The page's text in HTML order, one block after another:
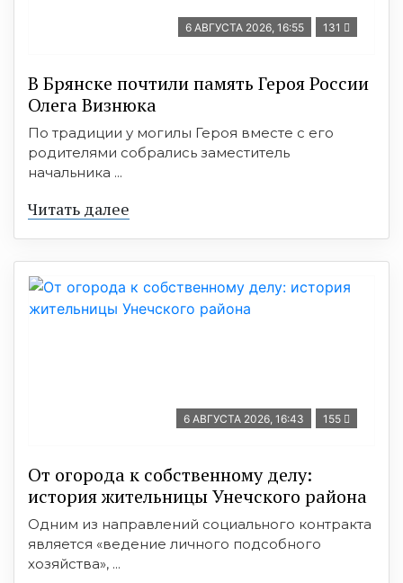
6 АВГУСТА 2026, 16:55 131
В Брянске почтили память Героя России
Олега Визнюка
По традиции у могилы Героя вместе с его
родителями собрались заместитель
начальника ...
Читать далее
6 АВГУСТА 2026, 16:43 155
От огорода к собственному делу:
история жительницы Унечского района
Одним из направлений социального контракта
является «ведение личного подсобного
хозяйства», ...